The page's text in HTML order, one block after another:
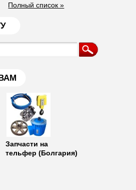
Полный список »
Запчасти на
тельфер (Болгария)